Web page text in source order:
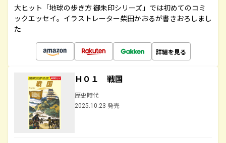
大ヒット「地球の歩き方 御朱印シリーズ」では初めてのコミ
ックエッセイ。イラストレーター柴田かおるが書きおろしまし
た
詳細を見る
Ｈ０１ 戦国
歴史時代
2025.10.23 発売